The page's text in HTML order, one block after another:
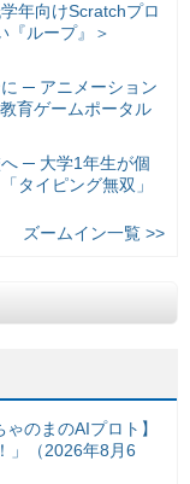
年向けScratchプロ
ループ』＞
─ アニメーション
育ゲームポータル
─ 大学1年生が個
タイピング無双」
ズームイン一覧 >>
のまのAIプロト】
」（2026年8月6